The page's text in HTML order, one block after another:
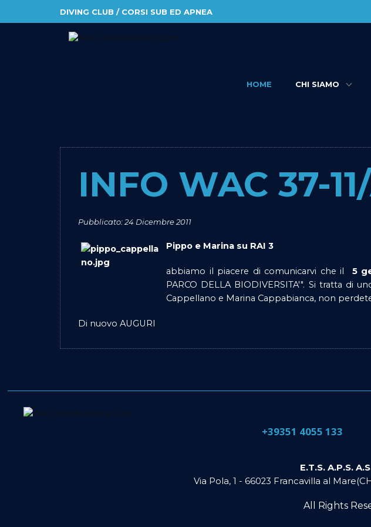
DIVING CLUB / CORSI SUB ED APNEA
HOME CHI SIAMO
INFO WAC 37-
Pubblicato: 24 Dicembre 2011
Pippo e Marina su RAI 3
abbiamo il piacere di comunicarvi che il 5
PARCO DELLA BIODIVERSITA'". Si tratta
Cappellano e Marina Cappabianca, non
Di nuovo AUGURI
​+39351 4055 133
E.T.S. A.P.S.
Via Pola, 1 - 66023 Francavilla al
All Rights